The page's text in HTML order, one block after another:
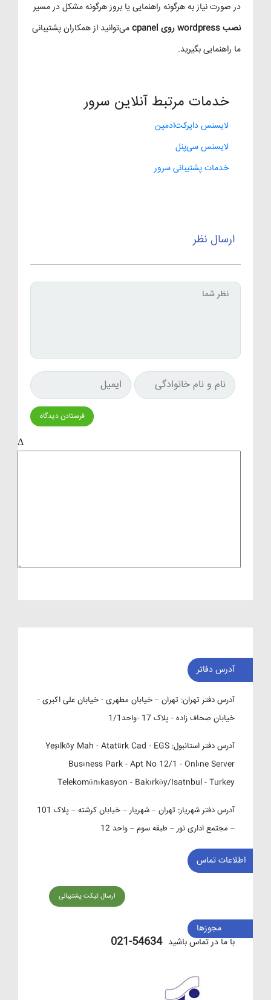
در صورت نیاز به هرگونه راهنمایی یا بروز هرگونه مشکل در مسیر
نصب wordpress روی cpanel
می‌توانید از همکاران پشتیبانی
ما راهنمایی بگیرید.
خدمات مرتبط آنلاین سرور
لایسنس دایرکت‌ادمین
لایسنس سی‌پنل
خدمات پشتیبانی سرور
ارسال نظر
Δ
آدرس دفاتر
آدرس دفتر تهران: تهران – خیابان مطهری - خیابان علی اکبری -
خیابان صحاف زاده - پلاک 17 -واحد1/1
آدرس دفتر استانبول: Yeşılköy Mah - Atatürk Cad - EGS
Busıness Park - Apt No 12/1 - Onlıne Server
Telekomünıkasyon - Bakırköy/Isatnbul - Turkey
آدرس دفتر شهریار:
تهران – شهریار – خیابان کرشته – پلاک 101
– مجتمع اداری نور – طبقه سوم – واحد 12
اطلاعات تماس
ارسال تیکت پشتیبانی
با ما در تماس باشید 54634-021
مجوزها